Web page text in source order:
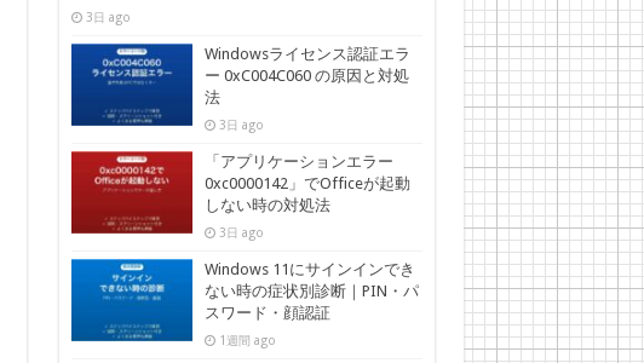
3日 ago
Windowsライセンス認証エラ
ー 0xC004C060 の原因と対処
法
3日 ago
「アプリケーションエラー
0xc0000142」でOfficeが起動
しない時の対処法
3日 ago
Windows 11にサインインでき
ない時の症状別診断｜PIN・パ
スワード・顔認証
1週間 ago